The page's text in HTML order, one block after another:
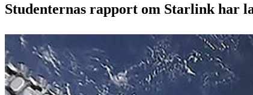
Studenternas rapport om Starlink har